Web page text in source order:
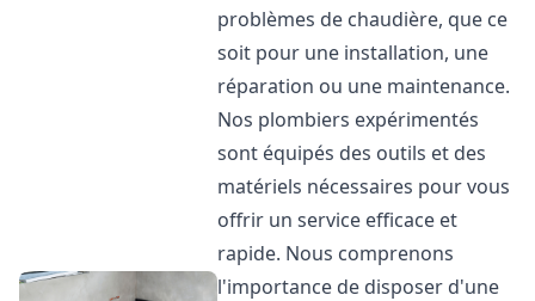
problèmes de chaudière, que ce
soit pour une installation, une
réparation ou une maintenance.
Nos plombiers expérimentés
sont équipés des outils et des
matériels nécessaires pour vous
offrir un service efficace et
rapide. Nous comprenons
l'importance de disposer d'une